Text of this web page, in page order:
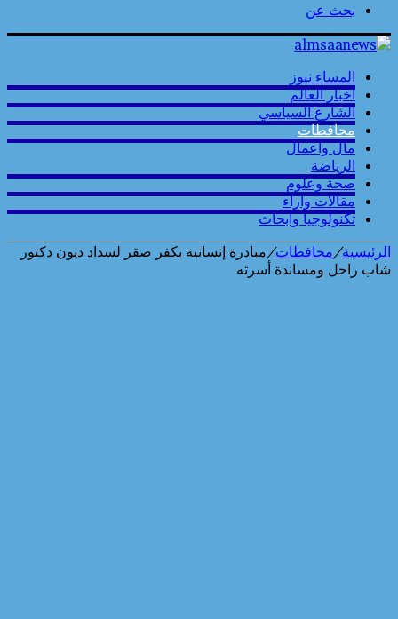
بحث عن
المساء نيوز
أخبار العالم
الشارع السياسي
محافطات
مال واعمال
الرياضة
صحة وعلوم
مقالات وارآء
تكنولوجيا وابحاث
الرئيسية/محافطات/مبادرة إنسانية بكفر صقر لسداد ديون دكتور
شاب راحل ومساندة أسرته